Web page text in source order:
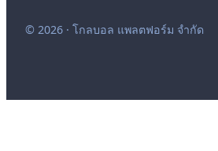
© 2026 · โกลบอล แพลตฟอร์ม จำกัด